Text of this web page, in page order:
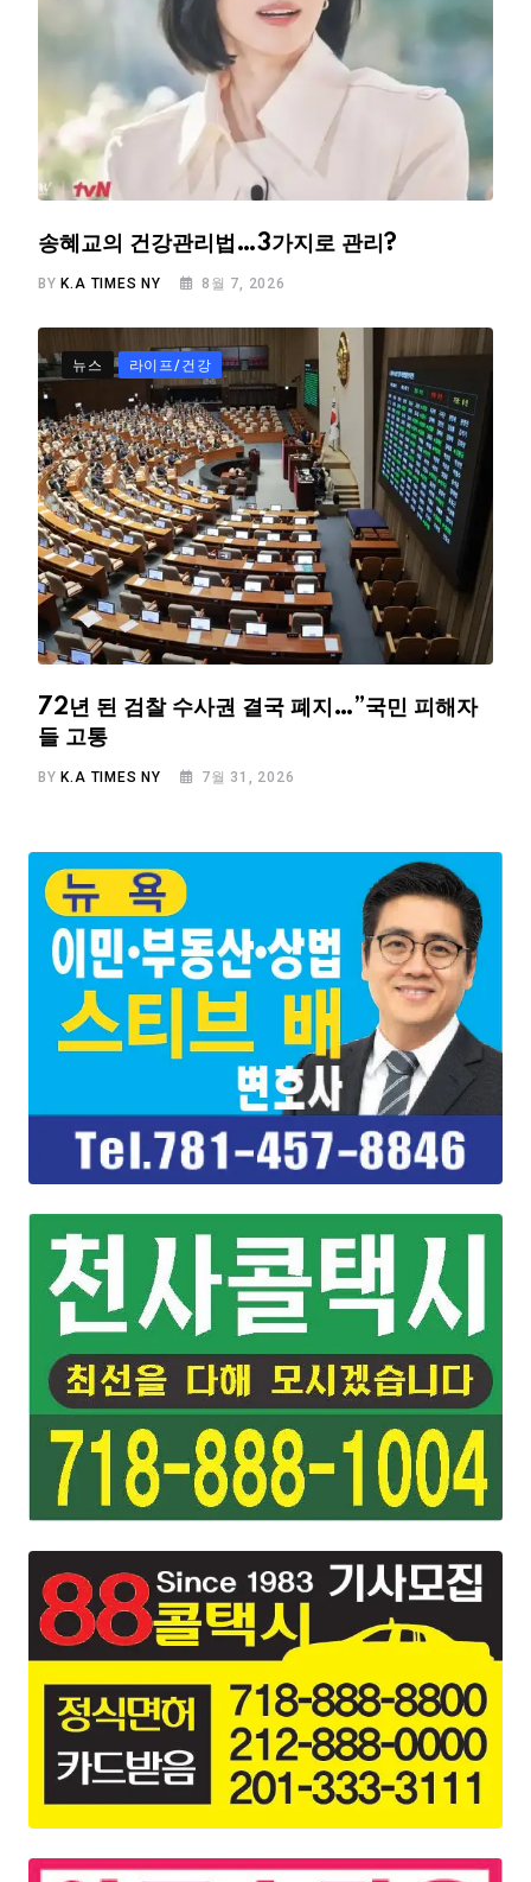
송혜교의 건강관리법…3가지로 관리?
BY K.A TIMES NY 8월 7, 2026
뉴스 라이프/건강
72년 된 검찰 수사권 결국 폐지…”국민 피해자
들 고통
BYK.A TIMES NY 7월 31, 2026